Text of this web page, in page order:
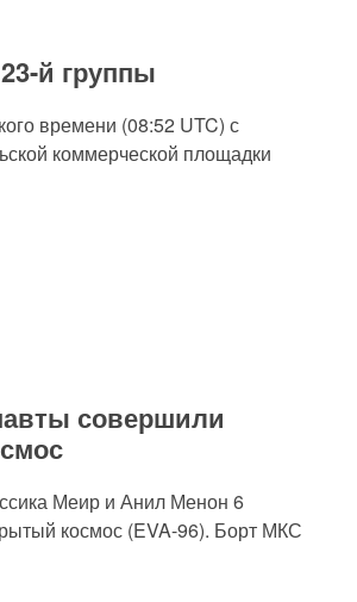
й группы
времени (08:52 UTC) с
коммерческой площадки
совершили
Меир и Анил Менон 6
космос (EVA-96). Борт МКС